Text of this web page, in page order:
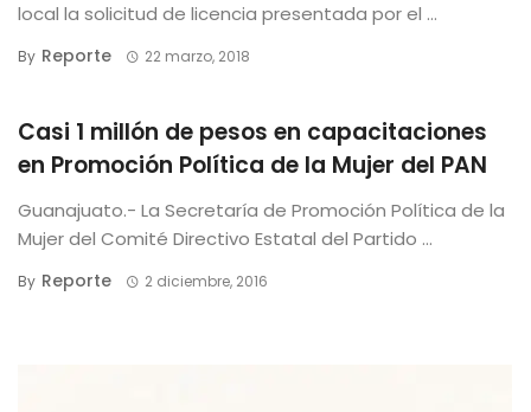
local la solicitud de licencia presentada por el ...
By Reporte 22 marzo, 2018
Casi 1 millón de pesos en capacitaciones
en Promoción Política de la Mujer del PAN
Guanajuato.- La Secretaría de Promoción Política de la
Mujer del Comité Directivo Estatal del Partido ...
By Reporte 2 diciembre, 2016